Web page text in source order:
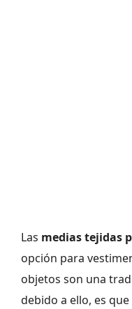
Las medias tejidas
opción para
objetos son una
debido a ello, es